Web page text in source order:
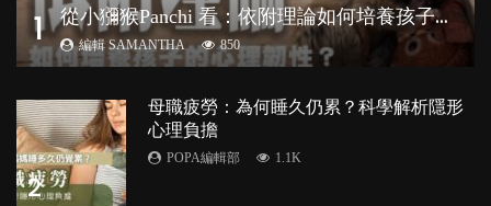
1 從
小獼猴Panchi 看：依附理論如何培養孩子心理韌性？
編輯 SAMANTHA 850
2
母職疲勞：為何睡久仍累？科學解析隱形
心理負擔
POPA編輯部 1.1K